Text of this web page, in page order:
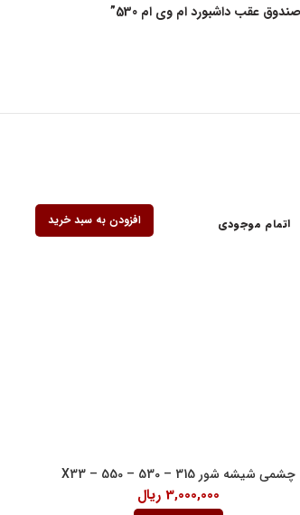
عقب داشبورد ام وی ام 530”
افزودن به سبد خرید اتمام موجودی
چشمی شیشه شور 315 – 530 – 550 – X33
3,000,000 ریال